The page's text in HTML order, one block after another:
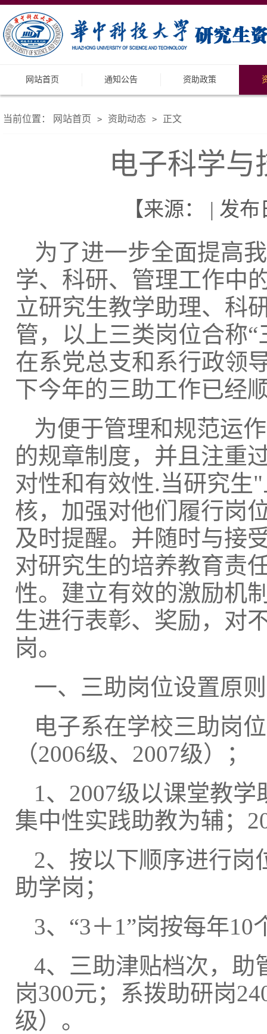
网站首页 通知公告 资助政策
当前位置： 网站首页 > 资助动态 > 正文
电子科学与
【来源： | 发
为了进一步全面提高
学、科研、管理工作中
立研究生教学助理、科
管，以上三类岗位合称
在系党总支和系行政领
下今年的三助工作已经
为便于管理和规范运
的规章制度，并且注重
对性和有效性.当研究生
核，加强对他们履行岗
及时提醒。并随时与接
对研究生的培养教育责
性。建立有效的激励机
生进行表彰、奖励，对
岗。
一、三助岗位设置原
电子系在学校三助岗
（2006级、2007级）；
1、2007级以课堂教
集中性实践助教为辅；
2、按以下顺序进行岗
助学岗；
3、“3＋1”岗按每年10
4、三助津贴档次，助
岗300元；系拨助研岗
级）。